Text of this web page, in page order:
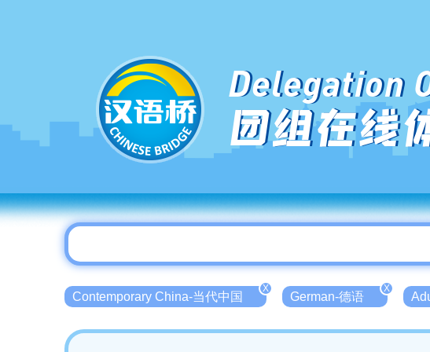
Delegation
团组在线
Contemporary China-当代中国
X
German-德语
X